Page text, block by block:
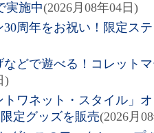
実施中(2026月08年04日)
周年をお祝い！限定ス
などで遊べる！コレット
)
トワネット・スタイル」
定グッズを販売(2026月